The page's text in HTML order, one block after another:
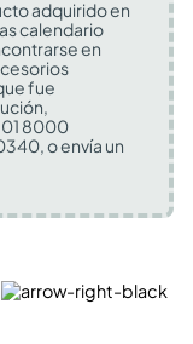
adquirido en
calendario
en
fue
01 8000
o envía un
Técnicas